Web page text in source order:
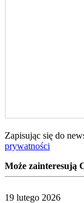
Zapisując się do
prywatności
Może zainteresują
19 lutego 2026